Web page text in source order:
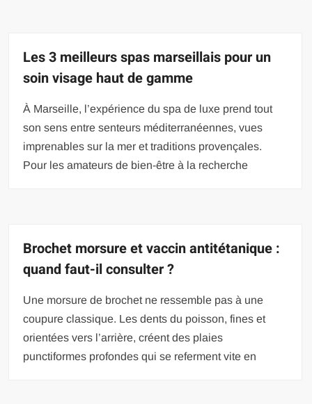
Les 3 meilleurs spas marseillais pour un
soin visage haut de gamme
À Marseille, l’expérience du spa de luxe prend tout
son sens entre senteurs méditerranéennes, vues
imprenables sur la mer et traditions provençales.
Pour les amateurs de bien-être à la recherche
Brochet morsure et vaccin antitétanique :
quand faut-il consulter ?
Une morsure de brochet ne ressemble pas à une
coupure classique. Les dents du poisson, fines et
orientées vers l’arrière, créent des plaies
punctiformes profondes qui se referment vite en